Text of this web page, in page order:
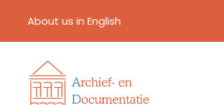
About us in English